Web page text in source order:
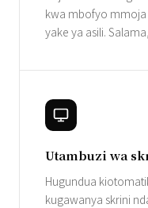
kwa mbofyo mmoja
yake ya asili.
Utambuzi wa
Hugundua
kugawanya skrini